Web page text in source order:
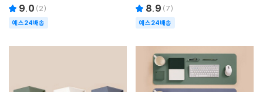
9.0 (2)
예스24배송
8.9 (7)
예스24배송